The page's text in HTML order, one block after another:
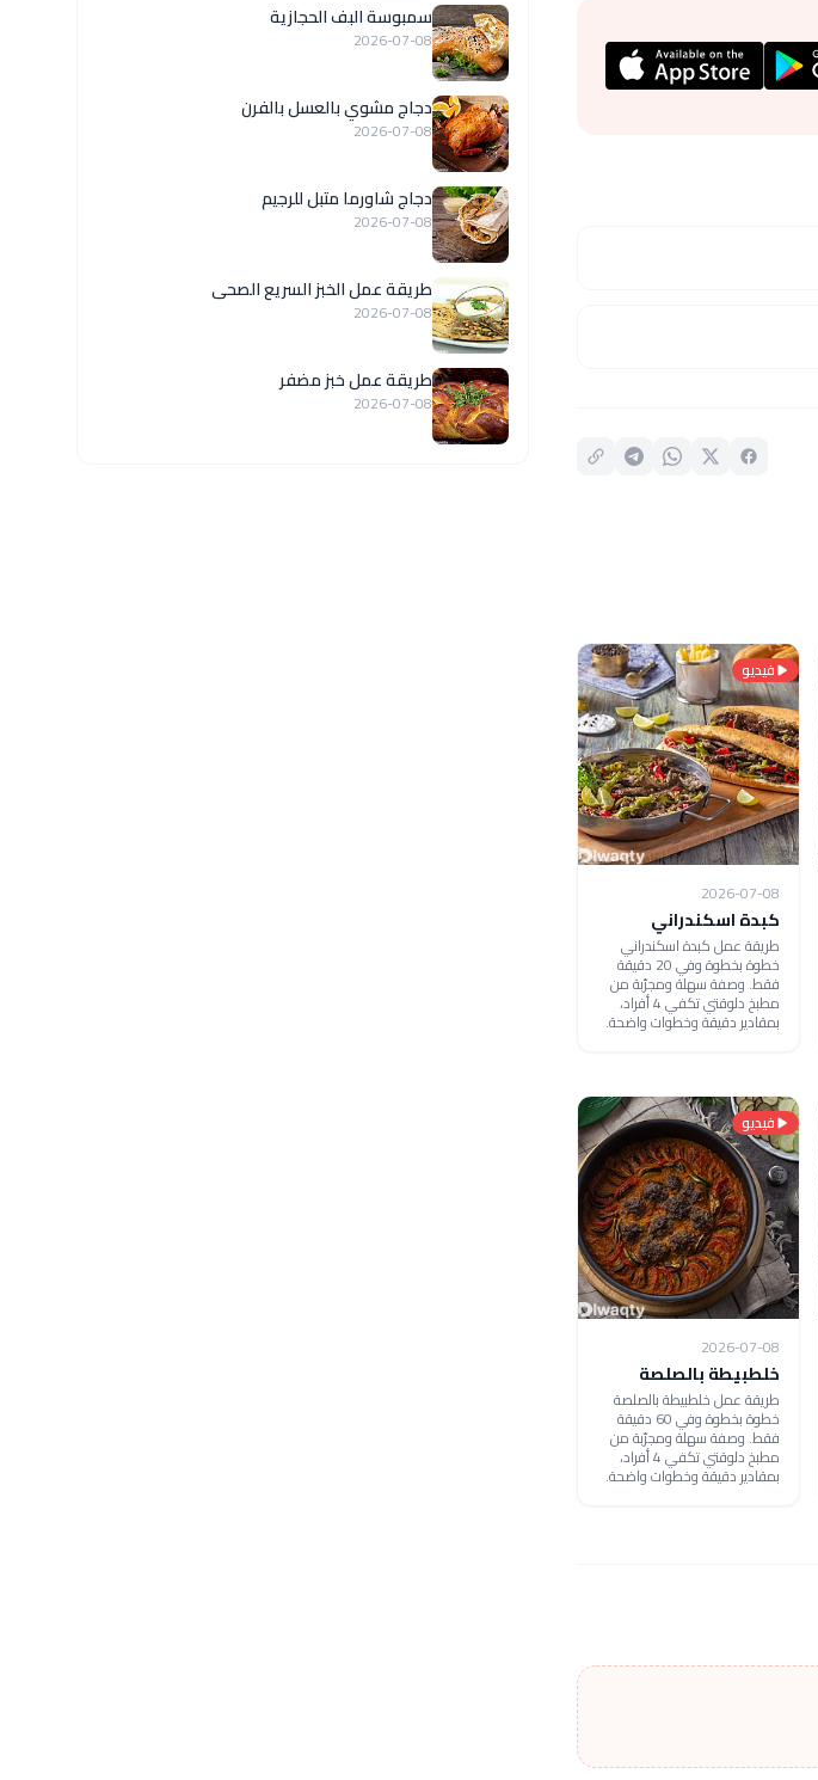
فيديو
2026-07-08
كبدة اسكندراني
طريقة عمل كبدة اسكندراني
خطوة بخطوة وفي 20 دقيقة
فقط. وصفة سهلة ومجرّبة من
مطبخ دلوقتي تكفي 4 أفراد،
بمقادير دقيقة وخطوات واضحة.
فيديو
2026-07-08
خلطبيطة بالصلصة
طريقة عمل خلطبيطة بالصلصة
خطوة بخطوة وفي 60 دقيقة
فقط. وصفة سهلة ومجرّبة من
مطبخ دلوقتي تكفي 4 أفراد،
بمقادير دقيقة وخطوات واضحة.
سمبوسة البف الحجازية
2026-07-08
دجاج مشوي بالعسل بالفرن
2026-07-08
دجاج شاورما متبل للرجيم
2026-07-08
طريقة عمل الخبز السريع الصحى
2026-07-08
طريقة عمل خبز مضفر
2026-07-08